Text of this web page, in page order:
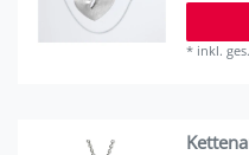
* inkl.